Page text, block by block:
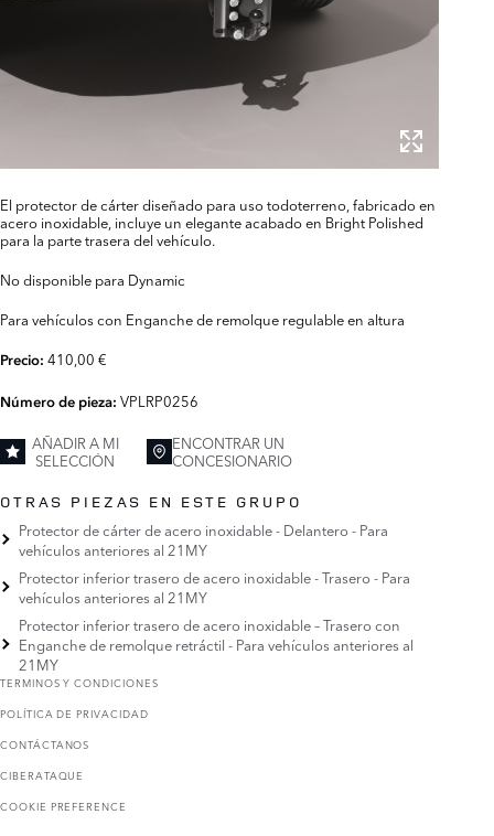
El protector de cárter diseñado para uso todoterreno, fabricado en
acero inoxidable, incluye un elegante acabado en Bright Polished
para la parte trasera del vehículo.
No disponible para Dynamic
Para vehículos con Enganche de remolque regulable en altura
Precio: 410,00 €
Número de pieza: VPLRP0256
AÑADIR A MI
SELECCIÓN
ENCONTRAR UN
CONCESIONARIO
OTRAS PIEZAS EN ESTE GRUPO
Protector de cárter de acero inoxidable - Delantero - Para
vehículos anteriores al 21MY
Protector inferior trasero de acero inoxidable - Trasero - Para
vehículos anteriores al 21MY
Protector inferior trasero de acero inoxidable – Trasero con
Enganche de remolque retráctil - Para vehículos anteriores al
21MY
TERMINOS Y CONDICIONES
POLÍTICA DE PRIVACIDAD
CONTÁCTANOS
CIBERATAQUE
COOKIE PREFERENCE